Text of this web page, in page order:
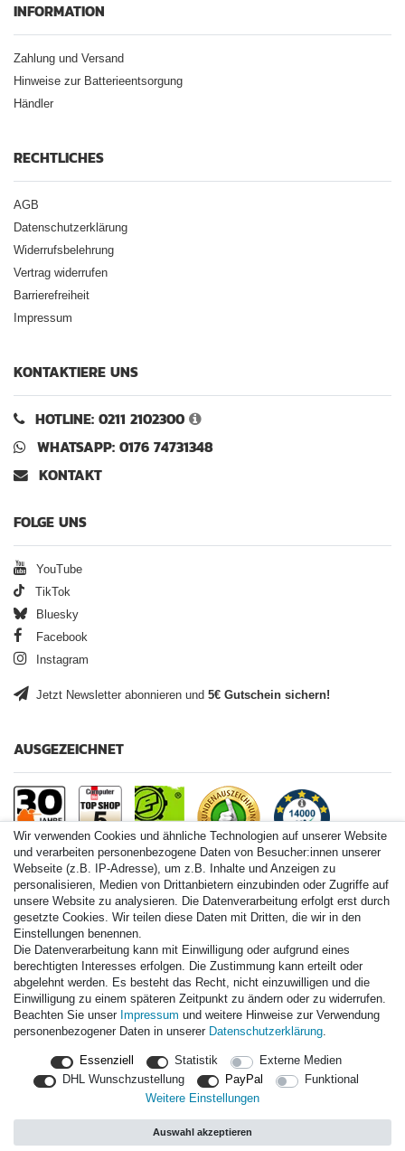
INFORMATION
Zahlung und Versand
Hinweise zur Batterieentsorgung
Händler
RECHTLICHES
AGB
Datenschutzerklärung
Widerrufsbelehrung
Vertrag widerrufen
Barrierefreiheit
Impressum
KONTAKTIERE UNS
HOTLINE: 0211 2102300
WHATSAPP: 0176 74731348
KONTAKT
FOLGE UNS
YouTube
TikTok
Bluesky
Facebook
Instagram
Jetzt Newsletter abonnieren und 5€ Gutschein sichern!
AUSGEZEICHNET
Paintball.de World
Paintball Shop International
Spares Shop North America
* Alle Preise inkl. ges. MwSt. zzgl. Versandkosten
Zahlungsarten
Versand
Durchschnittliche Bewertung von paintball.debei Trustami:
14.000
Bewertungen
Bewertungsgrundlage des Anbieters: 3 Verkaufs- und 3
Bewertungsplattformen
22 Jahre Erfahrung
Wir verwenden Cookies und ähnliche Technologien auf unserer Website
und verarbeiten personenbezogene Daten von Besucher:innen unserer
Webseite (z.B. IP-Adresse), um z.B. Inhalte und Anzeigen zu
personalisieren, Medien von Drittanbietern einzubinden oder Zugriffe auf
unsere Website zu analysieren. Die Datenverarbeitung erfolgt erst durch
gesetzte Cookies. Wir teilen diese Daten mit Dritten, die wir in den
Einstellungen benennen.
Die Datenverarbeitung kann mit Einwilligung oder aufgrund eines
berechtigten Interesses erfolgen. Die Zustimmung kann erteilt oder
abgelehnt werden. Es besteht das Recht, nicht einzuwilligen und die
Einwilligung zu einem späteren Zeitpunkt zu ändern oder zu widerrufen.
Beachten Sie unser Impressum und weitere Hinweise zur Verwendung
personenbezogener Daten in unserer Daten­schutz­erklärung.
Essenziell Statistik
Externe Medien
DHL Wunschzustellung
PayPal
Funktional
Weitere Einstellungen
Auswahl akzeptieren